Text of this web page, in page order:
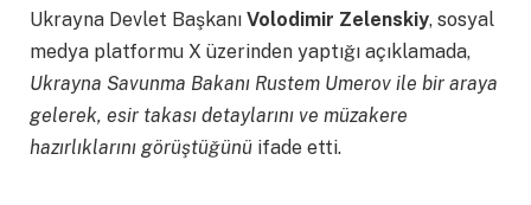
Ukrayna Devlet Başkanı Volodimir Zelenskiy, sosyal
medya platformu X üzerinden yaptığı açıklamada,
Ukrayna Savunma Bakanı Rustem Umerov ile bir araya
gelerek, esir takası detaylarını ve müzakere
hazırlıklarını görüştüğünü ifade etti.